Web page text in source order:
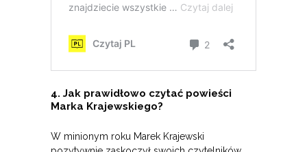
4. Jak prawidłowo czytać powieści
Marka Krajewskiego?
W minionym roku Marek Krajewski